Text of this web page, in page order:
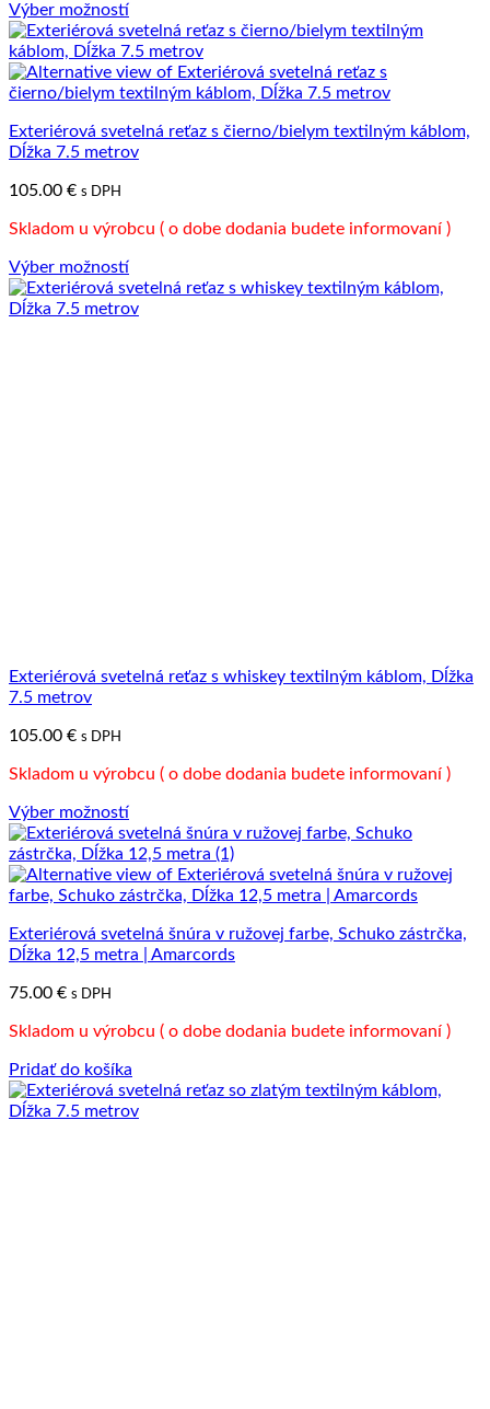
Výber možností
Tento
produkt
má
viacero
Možnosti
si
vybrať
stránke
produktu.
Exteriérová svetelná reťaz s čierno/bielym textilným káblom,
Dĺžka 7.5 metrov
105.00 € s DPH
Skladom u výrobcu ( o dobe dodania budete informovaní )
Výber možností
Tento
produkt
Exteriérová svetelná reťaz s whiskey textilným káblom, Dĺžka
7.5 metrov
105.00 € s DPH
Skladom u výrobcu ( o dobe dodania budete informovaní )
Výber možností
Tento
produkt
má
viacero
Možnosti
si
vybrať
stránke
produktu.
Exteriérová svetelná šnúra v ružovej farbe, Schuko zástrčka,
Dĺžka 12,5 metra | Amarcords
75.00 € s DPH
Skladom u výrobcu ( o dobe dodania budete informovaní )
Pridať do košíka